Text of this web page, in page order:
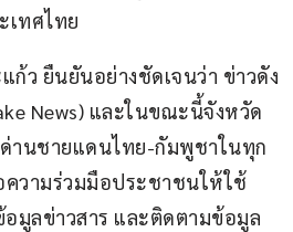
เทศไทย
ก้ว ยืนยันอย่างชัดเจนว่า ข่าวดัง
News) และในขณะนี้จังหวัด
ด่านชายแดนไทย-กัมพูชาในทุก
วามร่วมมือประชาชนให้ใช้
มูลข่าวสาร และติดตามข้อมูล